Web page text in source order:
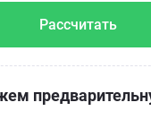
Рассчитать